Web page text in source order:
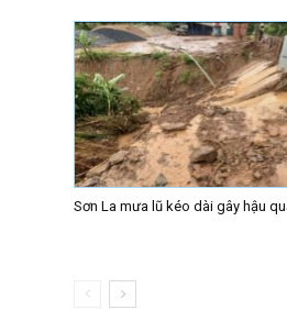
Sơn La mưa lũ kéo dài gây hậu